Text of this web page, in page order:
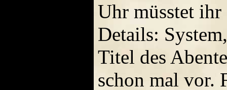
Uhr müsstet
Details:
Titel des
schon mal vor.